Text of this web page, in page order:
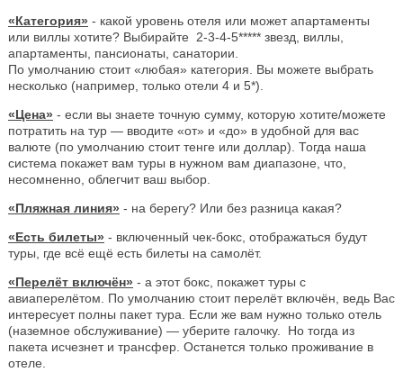
«Категория» - какой уровень отеля или может апартаменты
или виллы хотите? Выбирайте 2-3-4-5***** звезд, виллы,
апартаменты, пансионаты, санатории.
По умолчанию стоит «любая» категория. Вы можете выбрать
несколько (например, только отели 4 и 5*).
«Цена» - если вы знаете точную сумму, которую хотите/можете
потратить на тур — вводите «от» и «до» в удобной для вас
валюте (по умолчанию стоит тенге или доллар). Тогда наша
система покажет вам туры в нужном вам диапазоне, что,
несомненно, облегчит ваш выбор.
«Пляжная линия» - на берегу? Или без разница какая?
«Есть билеты» - включенный чек-бокс, отображаться будут
туры, где всё ещё есть билеты на самолёт.
«Перелёт включён» - а этот бокс, покажет туры с
авиаперелётом. По умолчанию стоит перелёт включён, ведь Вас
интересует полны пакет тура. Если же вам нужно только отель
(наземное обслуживание) — уберите галочку. Но тогда из
пакета исчезнет и трансфер. Останется только проживание в
отеле.